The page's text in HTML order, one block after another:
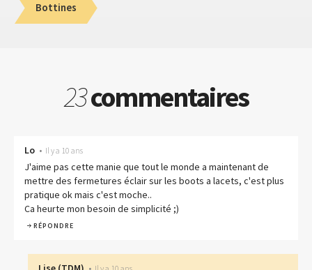
Bottines
23commentaires
Lo • Il y a 10 ans
J'aime pas cette manie que tout le monde a maintenant de
mettre des fermetures éclair sur les boots a lacets, c'est plus
pratique ok mais c'est moche..
Ca heurte mon besoin de simplicité ;)
RÉPONDRE